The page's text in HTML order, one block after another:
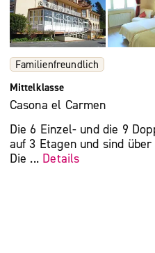
Familienfreundlich
Mittelklasse
Casona el Carmen
Die 6 Einzel- und die 9
auf 3 Etagen und sind
Die ... Details